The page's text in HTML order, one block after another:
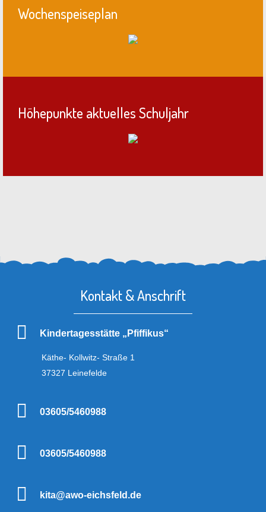
Wochenspeiseplan
Höhepunkte aktuelles Schuljahr
Kontakt & Anschrift
Kindertagesstätte „Pfiffikus“
Käthe- Kollwitz- Straße 1
37327 Leinefelde
03605/5460988
03605/5460988
kita@awo-eichsfeld.de